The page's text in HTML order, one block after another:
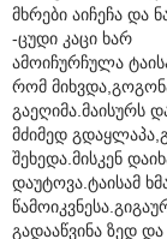
მხრები აიჩეჩა და
-ცუდი კაცი ხარ
ამოიჩურჩულა
რომ
გაეღიმა.მაისურს
მძიმედ
შეხედა.მისკენ
დაუტოვა.ტაისამ
გადააწვინა ზედ